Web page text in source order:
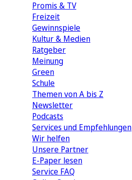
Promis & TV
Freizeit
Gewinnspiele
Kultur & Medien
Ratgeber
Meinung
Green
Schule
Themen von A bis Z
Newsletter
Podcasts
Services und Empfehlungen
Wir helfen
Unsere Partner
E-Paper lesen
Service FAQ